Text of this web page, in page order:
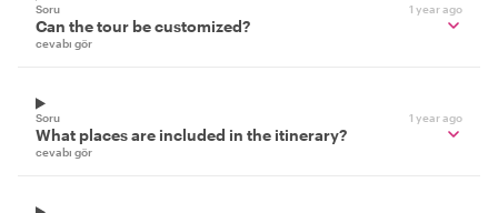
Soru 1 year ago
Can the tour be customized?
cevabı gör
Soru 1 year ago
What places are included in the itinerary?
cevabı gör